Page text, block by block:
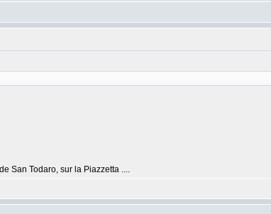
San Todaro, sur la Piazzetta ....